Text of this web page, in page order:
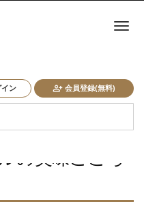
イン 会員登録(無料)
ナ
の美味ごころ